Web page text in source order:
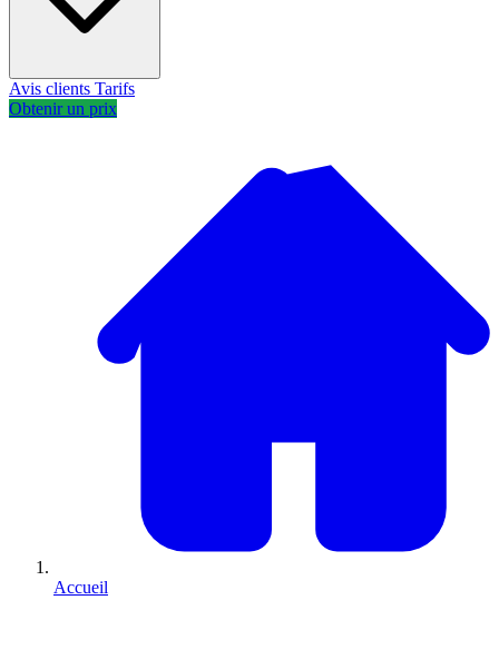
Avis clients Tarifs
Obtenir un prix
Accueil